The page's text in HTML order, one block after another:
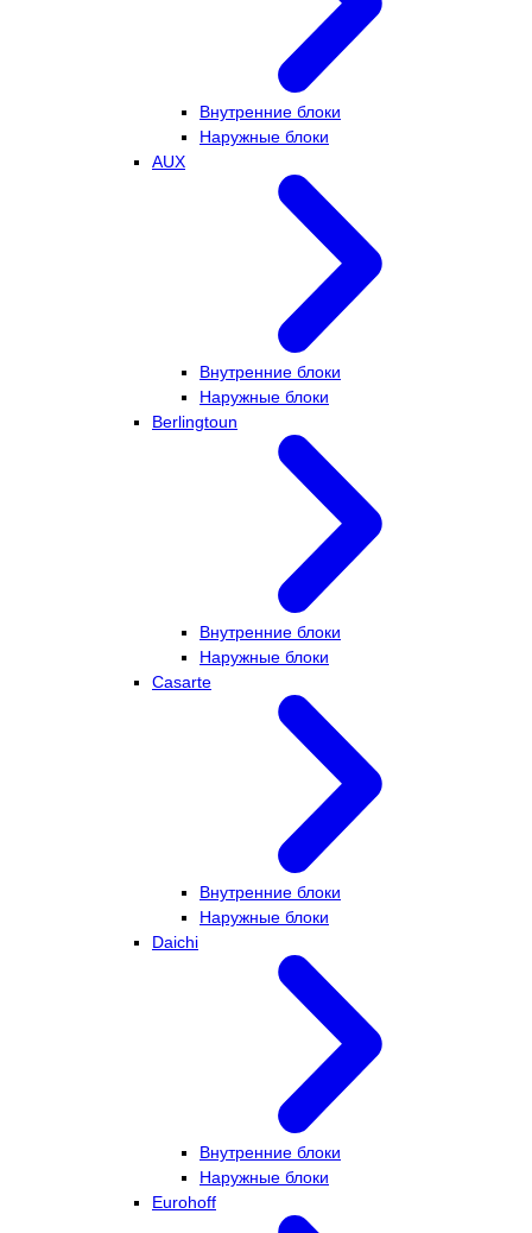
Внутренние блоки
Наружные блоки
AUX
Внутренние блоки
Наружные блоки
Berlingtoun
Внутренние блоки
Наружные блоки
Casarte
Внутренние блоки
Наружные блоки
Daichi
Внутренние блоки
Наружные блоки
Eurohoff